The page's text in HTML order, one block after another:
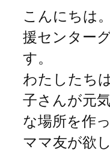
こんにちは
援センター
す。
わたしたち
子さんが元
な場所を作
ママ友が欲